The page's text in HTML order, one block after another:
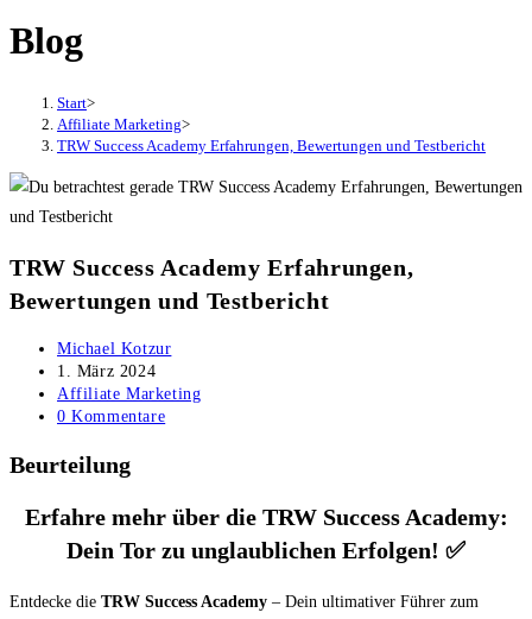
durchsuchen
Blog
Start>
Affiliate Marketing>
TRW Success Academy Erfahrungen, Bewertungen und Testbericht
TRW Success Academy Erfahrungen,
Bewertungen und Testbericht
Beitrags-
Autor:
Michael Kotzur
Beitrag
veröffentlicht:
1. März 2024
Beitrags-
Kategorie:
Affiliate Marketing
Beitrags-
0 Kommentare
Beurteilung
Erfahre mehr über die TRW Success Academy:
Dein Tor zu unglaublichen Erfolgen! ✅
Entdecke die TRW Success Academy – Dein ultimativer Führer zum